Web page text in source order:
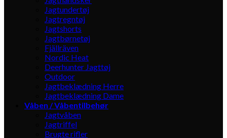
Jagtundertøj
Jagtregntøj
Jagtshorts
Jagtbørnetøj
Fjällräven
Nordic Heat
Deerhunter Jagttøj
Outdoor
Jagtbeklædning Herre
Jagtbeklædning Dame
Våben / Våbentilbehør
Jagtvåben
Jagtriffel
Brugte rifler